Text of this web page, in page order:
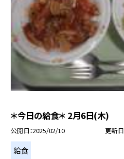
＊今日の給食＊ 2月6日(木)
公開日 2025/02/10 更新日
給食